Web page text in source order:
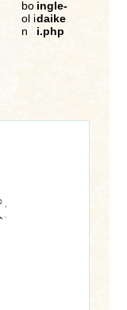
bo
ol i
n
ingle-
daike
i.php